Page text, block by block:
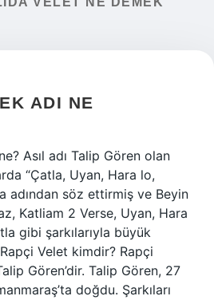
ADI NE
Asıl adı Talip Gören olan
“Çatla, Uyan, Hara lo,
adından söz ettirmiş ve Beyin
Katliam 2 Verse, Uyan, Hara
gibi şarkılarıyla büyük
Rapçi Velet kimdir? Rapçi
Gören’dir. Talip Gören, 27
doğdu. Şarkıları